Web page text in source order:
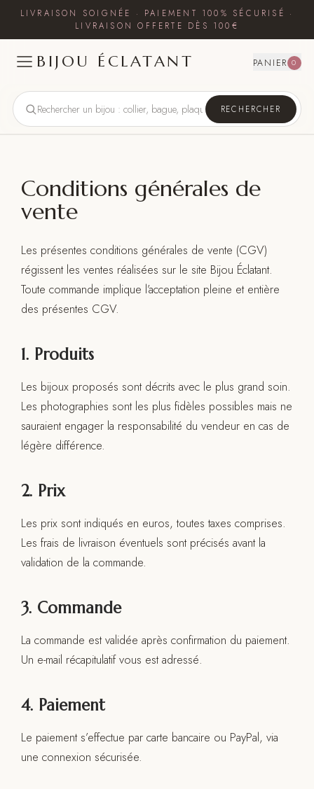
LIVRAISON SOIGNÉE · PAIEMENT 100% SÉCURISÉ ·
LIVRAISON OFFERTE DÈS 100€
BIJOU ÉCLATANT PANIER 0
RECHERCHER
Conditions générales de
vente
Les présentes conditions générales de vente (CGV)
régissent les ventes réalisées sur le site Bijou Éclatant.
Toute commande implique l’acceptation pleine et entière
des présentes CGV.
1. Produits
Les bijoux proposés sont décrits avec le plus grand soin.
Les photographies sont les plus fidèles possibles mais ne
sauraient engager la responsabilité du vendeur en cas de
légère différence.
2. Prix
Les prix sont indiqués en euros, toutes taxes comprises.
Les frais de livraison éventuels sont précisés avant la
validation de la commande.
3. Commande
La commande est validée après confirmation du paiement.
Un e-mail récapitulatif vous est adressé.
4. Paiement
Le paiement s’effectue par carte bancaire ou PayPal, via
une connexion sécurisée.